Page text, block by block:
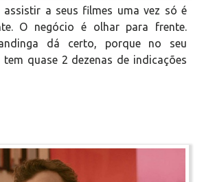
assistir a seus filmes uma vez só é
O negócio é olhar para frente.
dá certo, porque no seu
quase 2 dezenas de indicações